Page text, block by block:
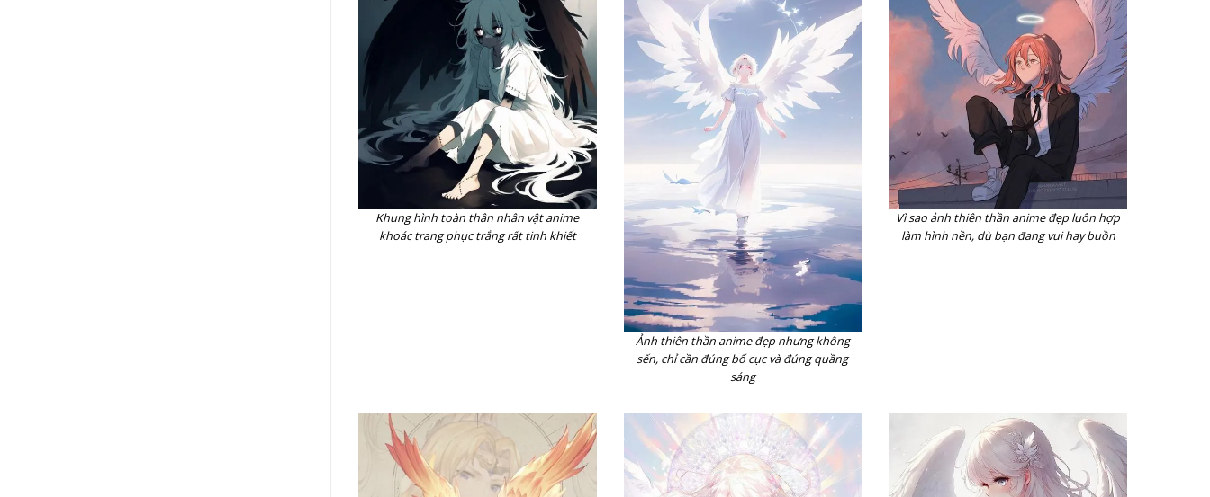
Khung hình toàn thân nhân vật anime
khoác trang phục trắng rất tinh khiết
Ảnh thiên thần anime đẹp nhưng không
sến, chỉ cần đúng bố cục và đúng quầng
sáng
Vì sao ảnh thiên thần anime đẹp luôn hợp
làm hình nền, dù bạn đang vui hay buồn